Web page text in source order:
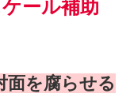
ール補助
面を腐らせる